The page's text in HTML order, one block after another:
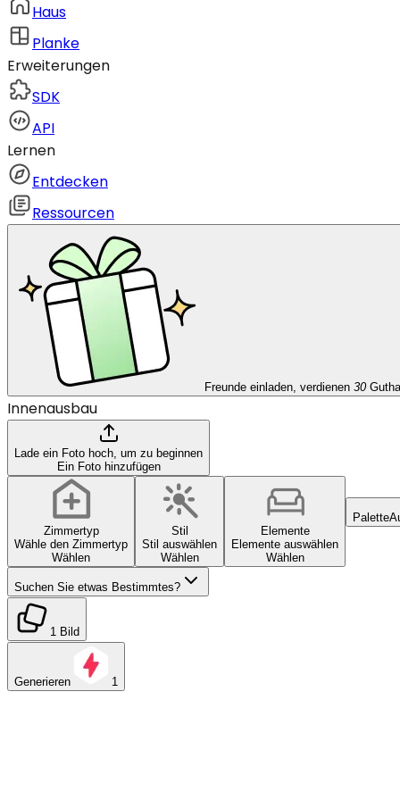
Haus
Planke
Erweiterungen
SDK
API
Lernen
Entdecken
Ressourcen
Freunde einladen, verdienen 30
Innenausbau
Lade ein Foto hoch, um zu beginnen
Ein Foto hinzufügen
Zimmertyp
Wähle den Zimmertyp
Wählen
Stil
Stil auswählen
Wählen
Elemente
Elemente auswählen
Wählen
Palette
Suchen Sie etwas Bestimmtes?
1 Bild
Generieren 1